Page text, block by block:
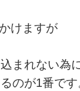
けますが
まれない為
のが1番です